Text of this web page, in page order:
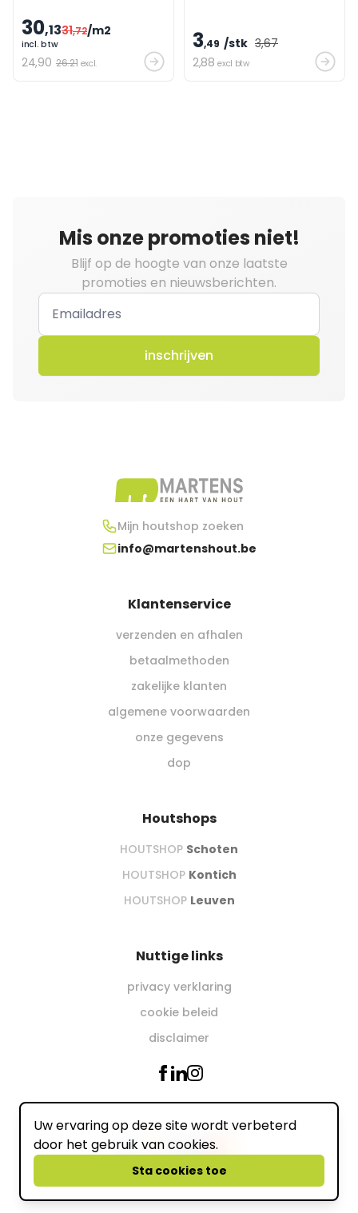
reinigen met stofzuiger.
Hogere geluidsabsorptie dan
Lithos tegel: Klasse A.
30,1331,72/m2
incl. btw
24,90 26.21 excl.
3,49 /stk 3,67
2,88 excl btw
Mis onze promoties niet!
Blijf op de hoogte van onze laatste
promoties en nieuwsberichten.
inschrijven
Mijn houtshop zoeken
info@martenshout.be
Klantenservice
verzenden en afhalen
betaalmethoden
zakelijke klanten
algemene voorwaarden
onze gegevens
dop
Houtshops
HOUTSHOP Schoten
HOUTSHOP Kontich
HOUTSHOP Leuven
Nuttige links
privacy verklaring
cookie beleid
disclaimer
Wij accepteren online
powered by
Uw ervaring op deze site wordt verbeterd
door het gebruik van cookies.
Sta cookies toe